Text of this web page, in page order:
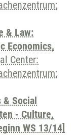
& Law:
Economics,
Center:
& Social
- Culture,
WS 13/14]